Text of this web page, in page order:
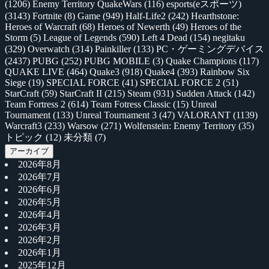
(1206) Enemy Territory QuakeWars (116) esports(eスポーツ)
(3143) Fortnite (8) Game (949) Half-Life2 (242) Hearthstone:
Heroes of Warcraft (68) Heroes of Newerth (49) Heroes of the
Storm (5) League of Legends (590) Left 4 Dead (154) negitaku
(329) Overwatch (314) Painkiller(133) PC・ゲーミングデバイス
(2437) PUBG (252) PUBG MOBILE (3) Quake Champions (117)
QUAKE LIVE (464) Quake3 (918) Quake4 (393) Rainbow Six
Siege (19) SPECIAL FORCE (41) SPECIAL FORCE 2 (51)
StarCraft (59) StarCraft II (215) Steam (931) Sudden Attack (142)
Team Fortress 2 (614) Team Fotress Classic (15) Unreal
Tournament (133) Unreal Tournament 3 (47) VALORANT (1139)
Warcraft3 (233) Warsow (271) Wolfenstein: Enemy Territory (35)
トピック (12) 未分類 (7)
アーカイブ
2026年8月
2026年7月
2026年6月
2026年5月
2026年4月
2026年3月
2026年2月
2026年1月
2025年12月